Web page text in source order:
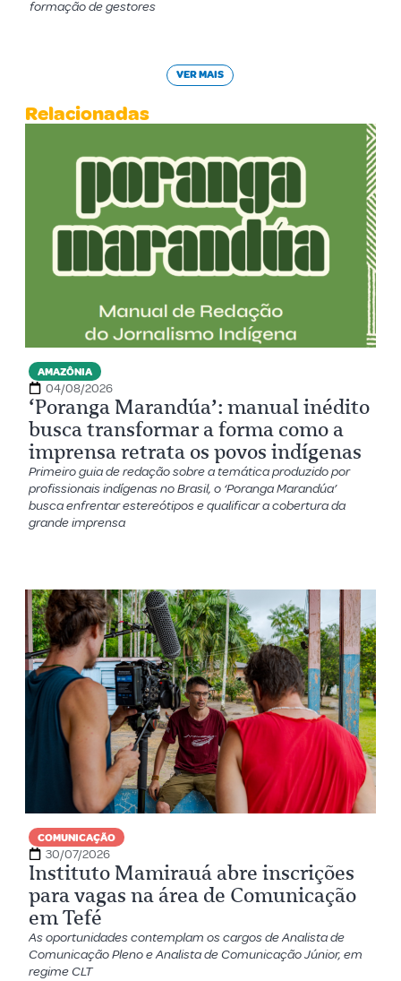
formação de gestores
VER MAIS
Relacionadas
AMAZÔNIA
04/08/2026
‘Poranga Marandúa’: manual inédito
busca transformar a forma como a
imprensa retrata os povos indígenas
Primeiro guia de redação sobre a temática produzido por
profissionais indígenas no Brasil, o ‘Poranga Marandúa’
busca enfrentar estereótipos e qualificar a cobertura da
grande imprensa
COMUNICAÇÃO
30/07/2026
Instituto Mamirauá abre inscrições
para vagas na área de Comunicação
em Tefé
As oportunidades contemplam os cargos de Analista de
Comunicação Pleno e Analista de Comunicação Júnior, em
regime CLT